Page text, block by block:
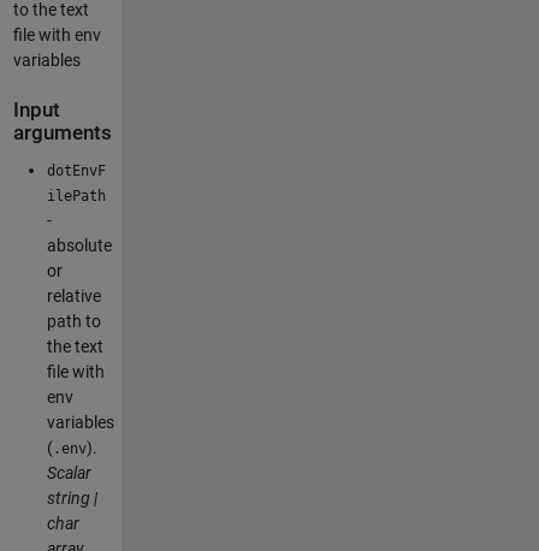
to the text
file with env
variables
Input
arguments
dotEnvF
ilePath
-
absolute
or
relative
path to
the text
file with
env
variables
( .env).
Scalar
string |
char